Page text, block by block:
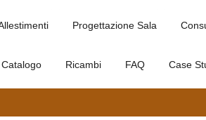
Progettazione Sala
Catalogo Ricambi FAQ Case